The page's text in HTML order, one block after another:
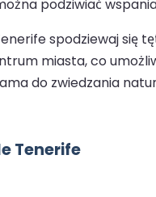
podziwiać
spodziewaj się
miasta, co
do zwiedzania
Tenerife